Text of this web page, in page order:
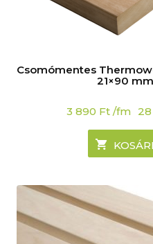
Csomómentes
21×90
3 890 Ft /fm